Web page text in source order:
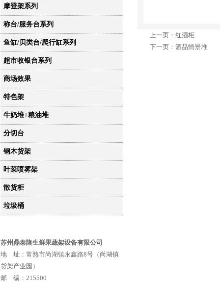
摩登架系列
称台/服务台系列
鱼缸/贝类台/爬行缸系列
超市收银台系列
商场效果
特色架
牛奶堆+粮油堆
分切台
钢木货架
叶菜喷雾架
散货柜
垃圾桶
苏州鼎泰隆生鲜果蔬架设备有限公司
地 址：常熟市尚湖镇永鑫路8号（尚湖镇
货架产业园）
邮 编：215500
上一页：红酒柜
下一页：酒品情景堆